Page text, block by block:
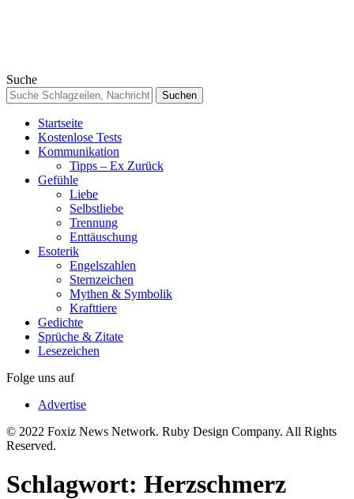
Suche
Startseite
Kostenlose Tests
Kommunikation
Tipps – Ex Zurück
Gefühle
Liebe
Selbstliebe
Trennung
Enttäuschung
Esoterik
Engelszahlen
Sternzeichen
Mythen & Symbolik
Krafttiere
Gedichte
Sprüche & Zitate
Lesezeichen
Folge uns auf
Advertise
© 2022 Foxiz News Network. Ruby Design Company. All Rights
Reserved.
Schlagwort: Herzschmerz